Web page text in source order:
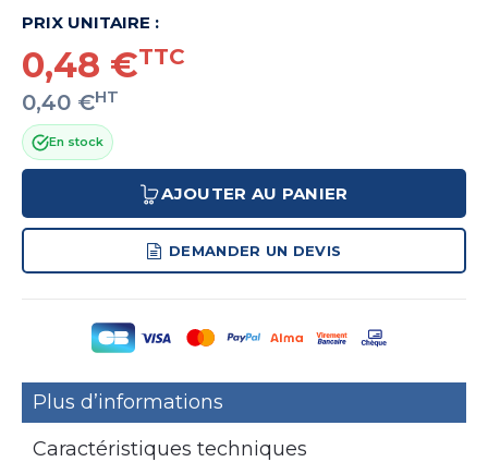
PRIX UNITAIRE :
0,48 €TTC
0,40 €HT
En stock
AJOUTER AU PANIER
DEMANDER UN DEVIS
Plus d’informations
Caractéristiques techniques